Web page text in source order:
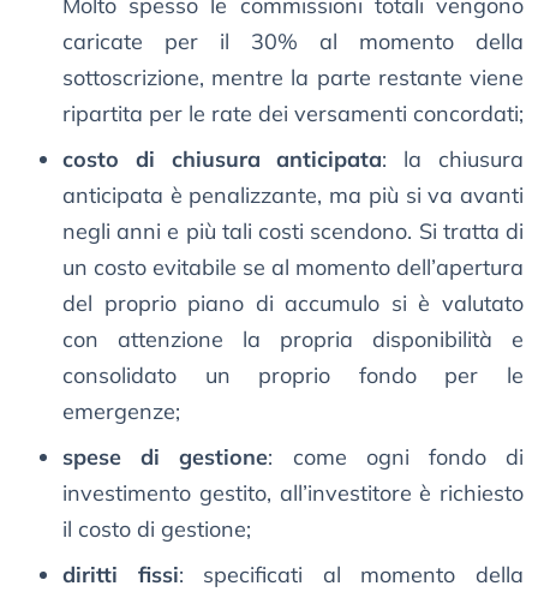
Molto spesso le commissioni totali vengono
caricate per il 30% al momento della
sottoscrizione, mentre la parte restante viene
ripartita per le rate dei versamenti concordati;
costo di chiusura anticipata: la chiusura
anticipata è penalizzante, ma più si va avanti
negli anni e più tali costi scendono. Si tratta di
un costo evitabile se al momento dell’apertura
del proprio piano di accumulo si è valutato
con attenzione la propria disponibilità e
consolidato un proprio fondo per le
emergenze;
spese di gestione: come ogni fondo di
investimento gestito, all’investitore è richiesto
il costo di gestione;
diritti fissi: specificati al momento della